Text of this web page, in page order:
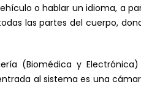
o hablar un idioma, a
las partes del cuerpo,
(Biomédica y
al sistema es una